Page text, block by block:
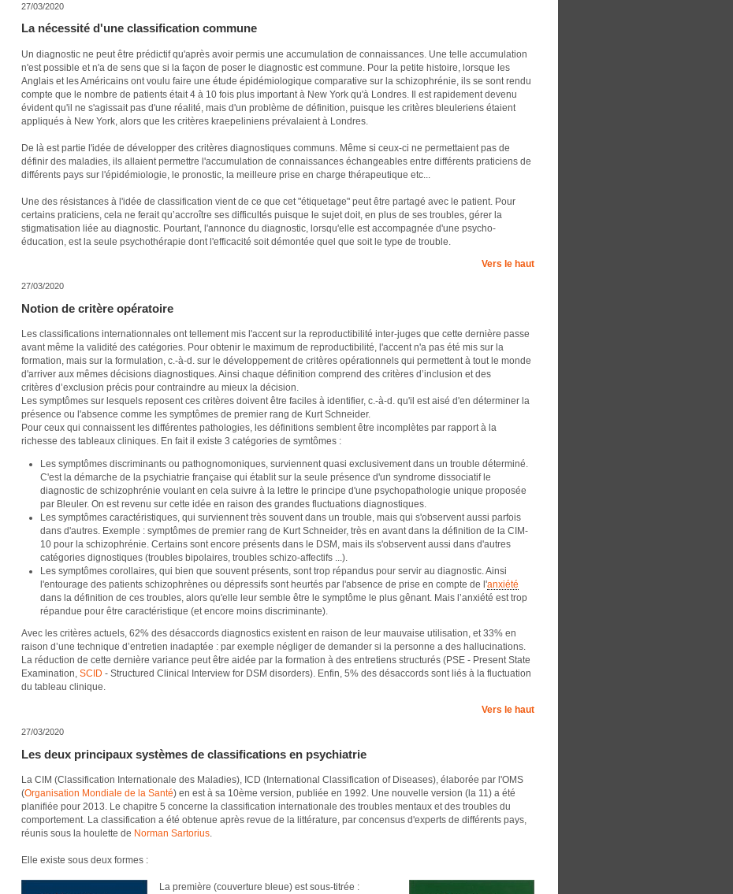
27/03/2020
La nécessité d'une classification commune
Un diagnostic ne peut être prédictif qu'après avoir permis une accumulation de connaissances. Une telle accumulation
n'est possible et n'a de sens que si la façon de poser le diagnostic est commune. Pour la petite histoire, lorsque les
Anglais et les Américains ont voulu faire une étude épidémiologique comparative sur la schizophrénie, ils se sont rendu
compte que le nombre de patients était 4 à 10 fois plus important à New York qu'à Londres. Il est rapidement devenu
évident qu'il ne s'agissait pas d'une réalité, mais d'un problème de définition, puisque les critères bleuleriens étaient
appliqués à New York, alors que les critères kraepeliniens prévalaient à Londres.
De là est partie l'idée de développer des critères diagnostiques communs. Même si ceux-ci ne permettaient pas de
définir des maladies, ils allaient permettre l'accumulation de connaissances échangeables entre différents praticiens de
différents pays sur l'épidémiologie, le pronostic, la meilleure prise en charge thérapeutique etc...
Une des résistances à l'idée de classification vient de ce que cet "étiquetage" peut être partagé avec le patient. Pour
certains praticiens, cela ne ferait qu’accroître ses difficultés puisque le sujet doit, en plus de ses troubles, gérer la
stigmatisation liée au diagnostic. Pourtant, l'annonce du diagnostic, lorsqu'elle est accompagnée d'une psycho-
éducation, est la seule psychothérapie dont l'efficacité soit démontée quel que soit le type de trouble.
Vers le haut
27/03/2020
Notion de critère opératoire
Les classifications internationnales ont tellement mis l'accent sur la reproductibilité inter-juges que cette dernière passe
avant même la validité des catégories. Pour obtenir le maximum de reproductibilité, l'accent n'a pas été mis sur la
formation, mais sur la formulation, c.-à-d. sur le développement de critères opérationnels qui permettent à tout le monde
d'arriver aux mêmes décisions diagnostiques. Ainsi chaque définition comprend des critères d’inclusion et des
critères d’exclusion précis pour contraindre au mieux la décision.
Les symptômes sur lesquels reposent ces critères doivent être faciles à identifier, c.-à-d. qu'il est aisé d'en déterminer la
présence ou l'absence comme les symptômes de premier rang de Kurt Schneider.
Pour ceux qui connaissent les différentes pathologies, les définitions semblent être incomplètes par rapport à la
richesse des tableaux cliniques. En fait il existe 3 catégories de symtômes :
Les symptômes discriminants ou pathognomoniques, surviennent quasi exclusivement dans un trouble déterminé.
C'est la démarche de la psychiatrie française qui établit sur la seule présence d'un syndrome dissociatif le
diagnostic de schizophrénie voulant en cela suivre à la lettre le principe d'une psychopathologie unique proposée
par Bleuler. On est revenu sur cette idée en raison des grandes fluctuations diagnostiques.
Les symptômes caractéristiques, qui surviennent très souvent dans un trouble, mais qui s'observent aussi parfois
dans d'autres. Exemple : symptômes de premier rang de Kurt Schneider, très en avant dans la définition de la CIM-
10 pour la schizophrénie. Certains sont encore présents dans le DSM, mais ils s'observent aussi dans d'autres
catégories dignostiques (troubles bipolaires, troubles schizo-affectifs ...).
Les symptômes corollaires, qui bien que souvent présents, sont trop répandus pour servir au diagnostic. Ainsi
l'entourage des patients schizophrènes ou dépressifs sont heurtés par l'absence de prise en compte de l'anxiété
dans la définition de ces troubles, alors qu'elle leur semble être le symptôme le plus gênant. Mais l’anxiété est trop
répandue pour être caractéristique (et encore moins discriminante).
Avec les critères actuels, 62% des désaccords diagnostics existent en raison de leur mauvaise utilisation, et 33% en
raison d’une technique d’entretien inadaptée : par exemple négliger de demander si la personne a des hallucinations.
La réduction de cette dernière variance peut être aidée par la formation à des entretiens structurés (PSE - Present State
Examination, SCID - Structured Clinical Interview for DSM disorders). Enfin, 5% des désaccords sont liés à la fluctuation
du tableau clinique.
Vers le haut
27/03/2020
Les deux principaux systèmes de classifications en psychiatrie
La CIM (Classification Internationale des Maladies), ICD (International Classification of Diseases), élaborée par l'OMS
(Organisation Mondiale de la Santé) en est à sa 10ème version, publiée en 1992. Une nouvelle version (la 11) a été
planifiée pour 2013. Le chapitre 5 concerne la classification internationale des troubles mentaux et des troubles du
comportement. La classification a été obtenue après revue de la littérature, par concensus d'experts de différents pays,
réunis sous la houlette de Norman Sartorius
Elle existe sous deux formes :
La première (couverture bleue) est sous-titrée :